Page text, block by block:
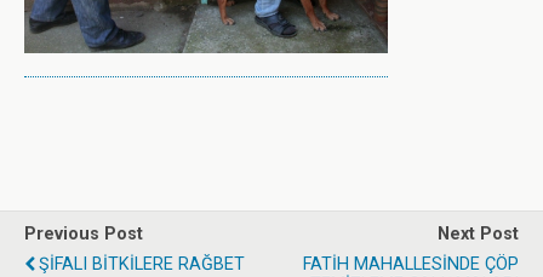
Previous Post
ŞİFALI BİTKİLERE RAĞBET
Next Post
FATİH MAHALLESİNDE ÇÖP